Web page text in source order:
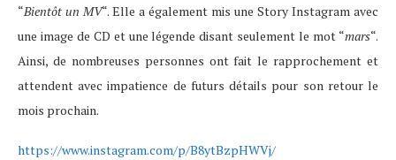
“Bientôt un MV“. Elle a également mis une Story Instagram avec
une image de CD et une légende disant seulement le mot “mars“.
Ainsi, de nombreuses personnes ont fait le rapprochement et
attendent avec impatience de futurs détails pour son retour le
mois prochain.
https://www.instagram.com/p/B8ytBzpHWVj/